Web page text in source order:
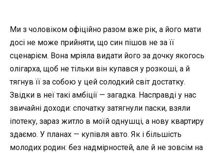
Ми з чоловіком офіційно разом вже рік, а його мати
досі не може прийняти, що син пішов не за її
сценарієм. Вона мріяла видати його за дочку якогось
олігарха, щоб не тільки він купався у розкоші, а й
тягнув її за собою у цей солодкий світ достатку.
Звідки в неї такі амбіції — загадка. Насправді у нас
звичайні доходи: спочатку затягнули паски, взяли
іпотеку, зараз житло в моїй однушці, а нову квартиру
здаємо. У планах — купівля авто. Як і більшість
молодих родин: без надмірностей, але й не зовсім на